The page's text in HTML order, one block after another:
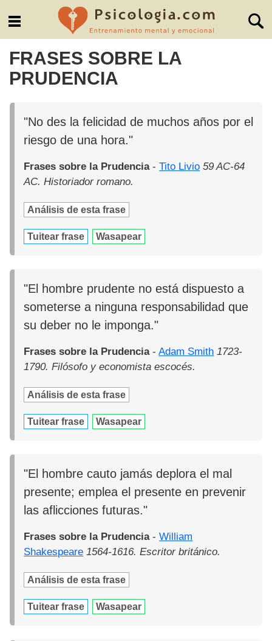
FRASES SOBRE LA
PRUDENCIA
"No des la felicidad de muchos años por el
riesgo de una hora."
Frases sobre la Prudencia-Tito Livio 59 AC-64
AC. Historiador romano.
Análisis de esta frase
Tuitear frase Wasapear
"El hombre prudente no está dispuesto a
someterse a ninguna responsabilidad que
su deber no le imponga."
Frases sobre la Prudencia-Adam Smith 1723-
1790. Filósofo y economista escocés.
Análisis de esta frase
Tuitear frase Wasapear
"El hombre cauto jamás deplora el mal
presente; emplea el presente en prevenir
las aflicciones futuras."
Frases sobre la Prudencia-William
Shakespeare 1564-1616. Escritor británico.
Análisis de esta frase
Tuitear frase Wasapear